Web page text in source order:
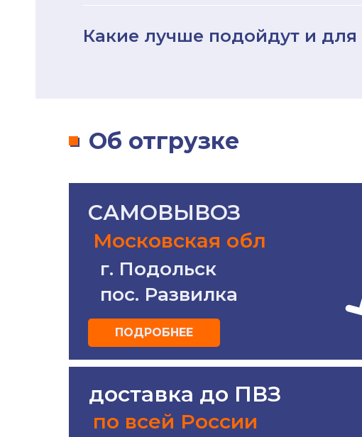
Какие лучше подойдут и для
Об отгрузке
доставка до ПВЗ
по всей России
ПОДРОБНЕЕ
САМОВЫВОЗ
г. Подольск
пос. Развилка
Московская обл